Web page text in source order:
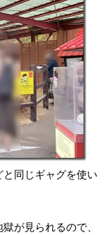
同じギャグを使い
が見られるので、